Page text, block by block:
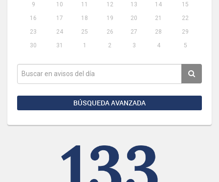
9
10 11 12 13 14
15
16
17 18 19 20 21
22
23
24 25 26 27 28
29
30
31 1 2 3 4 5
BÚSQUEDA AVANZADA